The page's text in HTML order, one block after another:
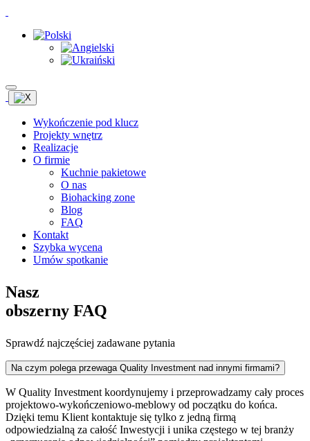
Wykończenie pod klucz
Projekty wnętrz
Realizacje
O firmie
Kuchnie pakietowe
O nas
Biohacking zone
Blog
FAQ
Kontakt
Szybka wycena
Umów spotkanie
Nasz
obszerny FAQ
Sprawdź najczęściej zadawane pytania
Na czym polega przewaga Quality Investment nad innymi firmami?
W Quality Investment koordynujemy i przeprowadzamy cały proces
projektowo-wykończeniowo-meblowy od początku do końca.
Dzięki temu Klient kontaktuje się tylko z jedną firmą
odpowiedzialną za całość Inwestycji i unika częstego w tej branży